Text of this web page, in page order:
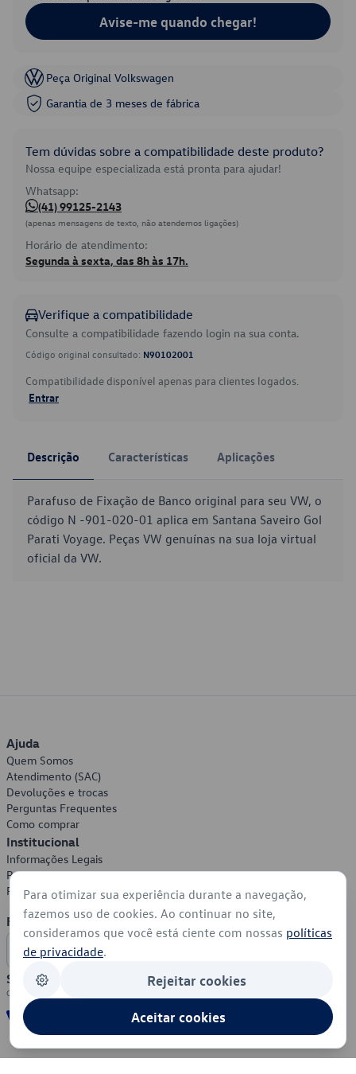
Avise-me quando chegar!
Peça Original Volkswagen
Garantia de 3 meses de fábrica
Tem dúvidas sobre a compatibilidade deste produto?
Nossa equipe especializada está pronta para ajudar!
Whatsapp:
(41) 99125-2143
(apenas mensagens de texto, não atendemos ligações)
Horário de atendimento:
Segunda à sexta, das 8h às 17h.
Verifique a compatibilidade
Consulte a compatibilidade fazendo login na sua conta.
Código original consultado: N90102001
Compatibilidade disponível apenas para clientes logados.
Entrar
Descrição Características Aplicações
Parafuso de Fixação de Banco original para seu VW, o
código N -901-020-01 aplica em Santana Saveiro Gol
Parati Voyage. Peças VW genuínas na sua loja virtual
oficial da VW.
Ajuda
Quem Somos
Atendimento (SAC)
Devoluções e trocas
Perguntas Frequentes
Como comprar
Institucional
Informações Legais
Política de Privacidade
Política de Cookies
Formas de Pagamento
Segurança
Para otimizar sua experiência durante a navegação,
fazemos uso de cookies. Ao continuar no site,
consideramos que você está ciente com nossas políticas
de privacidade.
Rejeitar cookies
Aceitar cookies